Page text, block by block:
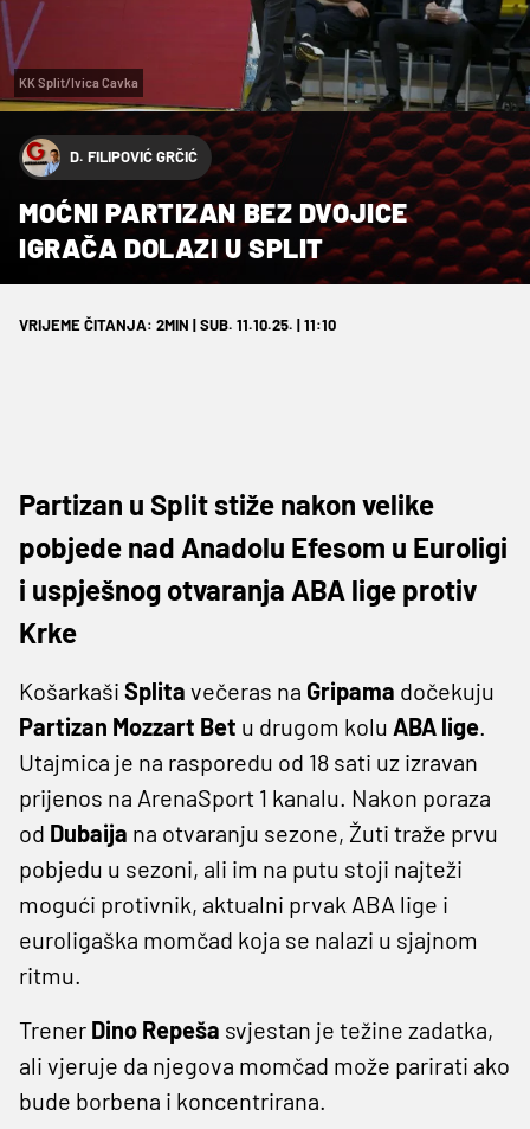
KK Split/Ivica Cavka
D. FILIPOVIĆ GRČIĆ
MOĆNI PARTIZAN BEZ DVOJICE
IGRAČA DOLAZI U SPLIT
VRIJEME ČITANJA: 2MIN | SUB. 11.10.25. | 11:10
Partizan u Split stiže nakon velike
pobjede nad Anadolu Efesom u Euroligi
i uspješnog otvaranja ABA lige protiv
Krke
Košarkaši Splita večeras na Gripama dočekuju
Partizan Mozzart Bet u drugom kolu ABA lige.
Utajmica je na rasporedu od 18 sati uz izravan
prijenos na ArenaSport 1 kanalu. Nakon poraza
od Dubaija na otvaranju sezone, Žuti traže prvu
pobjedu u sezoni, ali im na putu stoji najteži
mogući protivnik, aktualni prvak ABA lige i
euroligaška momčad koja se nalazi u sjajnom
ritmu.
Trener Dino Repeša svjestan je težine zadatka,
ali vjeruje da njegova momčad može parirati ako
bude borbena i koncentrirana.